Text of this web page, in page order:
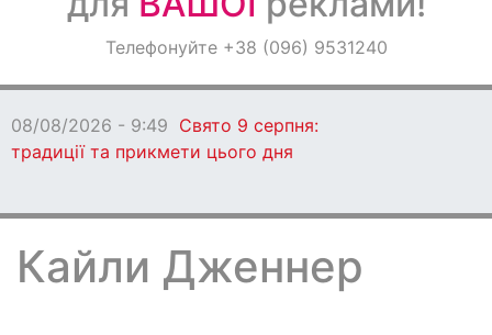
ОголошенняТелефонуйте +38 (096) 9531240
08/08/2026 - 9:49 Свято 9 серпня:
традиції та прикмети цього дня
Кайли Дженнер